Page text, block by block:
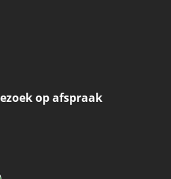
op afspraak